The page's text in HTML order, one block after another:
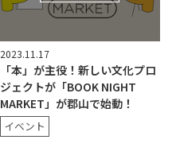
2023.11.17
「本」が主役！新しい文化プロ
ジェクトが「BOOK NIGHT
MARKET」が郡山で始動！
イベント